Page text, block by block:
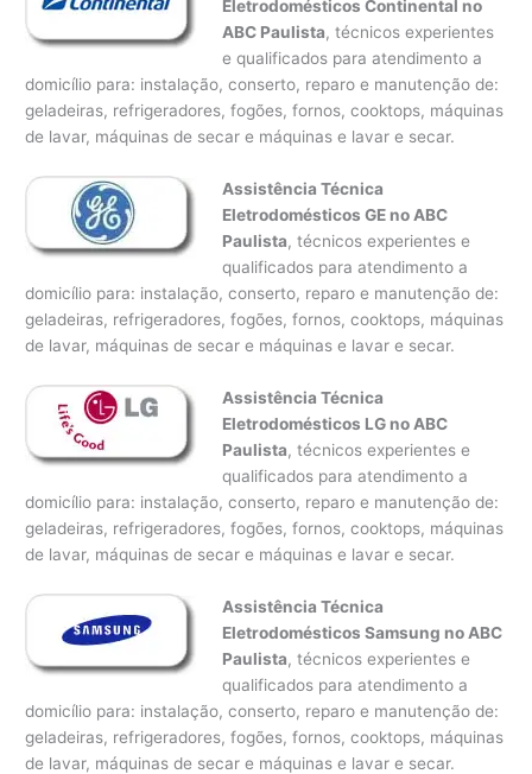
Eletrodomésticos Continental no
ABC Paulista, técnicos experientes
e qualificados para atendimento a
domicílio para: instalação, conserto, reparo e manutenção de:
geladeiras, refrigeradores, fogões, fornos, cooktops, máquinas
de lavar, máquinas de secar e máquinas e lavar e secar.
Assistência Técnica
Eletrodomésticos GE no ABC
Paulista, técnicos experientes e
qualificados para atendimento a
domicílio para: instalação, conserto, reparo e manutenção de:
geladeiras, refrigeradores, fogões, fornos, cooktops, máquinas
de lavar, máquinas de secar e máquinas e lavar e secar.
Assistência Técnica
Eletrodomésticos LG no ABC
Paulista, técnicos experientes e
qualificados para atendimento a
domicílio para: instalação, conserto, reparo e manutenção de:
geladeiras, refrigeradores, fogões, fornos, cooktops, máquinas
de lavar, máquinas de secar e máquinas e lavar e secar.
Assistência Técnica
Eletrodomésticos Samsung no ABC
Paulista, técnicos experientes e
qualificados para atendimento a
domicílio para: instalação, conserto, reparo e manutenção de:
geladeiras, refrigeradores, fogões, fornos, cooktops, máquinas
de lavar, máquinas de secar e máquinas e lavar e secar.